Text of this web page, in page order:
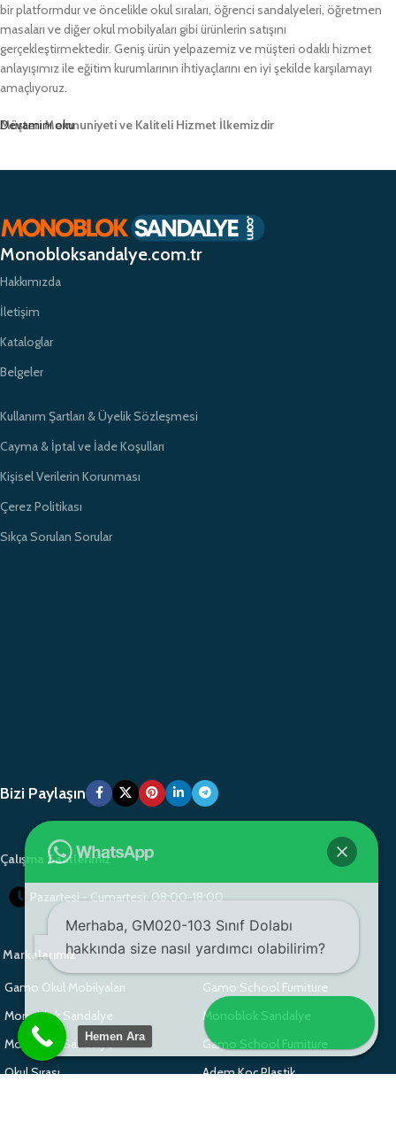
bir platformdur ve öncelikle okul sıraları, öğrenci sandalyeleri, öğretmen
masaları ve diğer okul mobilyaları gibi ürünlerin satışını
gerçekleştirmektedir. Geniş ürün yelpazemiz ve müşteri odaklı hizmet
anlayışımız ile eğitim kurumlarının ihtiyaçlarını en iyi şekilde karşılamayı
amaçlıyoruz.
Müşteri Memnuniyeti ve Kaliteli Hizmet İlkemizdir
zamanında teslimat garantimizle eğitim kurumlarının ihtiyaçlarına hızlı ve
etkili çözümler sunarak sektörde öncü bir konumda yer almayı
amaçlıyoruz.
Devamını oku
Monobloksandalye.com.tr
Hakkımızda
İletişim
Kataloglar
Belgeler
Kullanım Şartları & Üyelik Sözleşmesi
Cayma & İptal ve İade Koşulları
Kişisel Verilerin Korunması
Çerez Politikası
Sıkça Sorulan Sorular
Bizi Paylaşın
Çalışma Saatlerimiz
Pazartesi - Cumartesi: 08:00-18:00
Markalarımız
Gamo Okul Mobilyaları
Gamo School Furniture
Monoblok Sandalye
Monoblok Sandalye
Monoblok Sandalye
Gamo School Furniture
Okul Sırası
Adem Koç Plastik
Merhaba, GM020-103 Sınıf Dolabı
hakkında size nasıl yardımcı olabilirim?
Mesaj gönder
Hemen Ara